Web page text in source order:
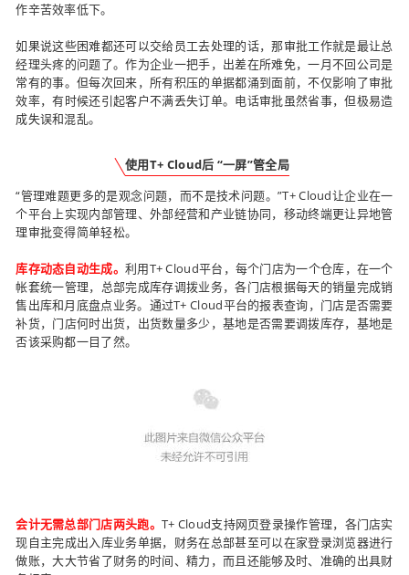
作辛苦效率低下。
如果说这些困难都还可以交给员工去处理的话，那审批工作就是最让总
经理头疼的问题了。作为企业一把手，出差在所难免，一月不回公司是
常有的事。但每次回来，所有积压的单据都涌到面前，不仅影响了审批
效率，有时候还引起客户不满丢失订单。电话审批虽然省事，但极易造
成失误和混乱。
使用T+ Cloud后 “一屏”管全局
“管理难题更多的是观念问题，而不是技术问题。”T+ Cloud让企业在一
个平台上实现内部管理、外部经营和产业链协同，移动终端更让异地管
理审批变得简单轻松。
库存动态自动生成。 利用T+ Cloud平台，每个门店为一个仓库，在一个
帐套统一管理，总部完成库存调拨业务，各门店根据每天的销量完成销
售出库和月底盘点业务。通过T+ Cloud平台的报表查询，门店是否需要
补货，门店何时出货，出货数量多少，基地是否需要调拨库存，基地是
否该采购都一目了然。
会计无需总部门店两头跑。 T+ Cloud支持网页登录操作管理，各门店实
现自主完成出入库业务单据，财务在总部甚至可以在家登录浏览器进行
做账，大大节省了财务的时间、精力，而且还能够及时、准确的出具财